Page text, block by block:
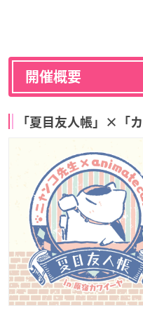
開催概要
「夏目友人帳」×「